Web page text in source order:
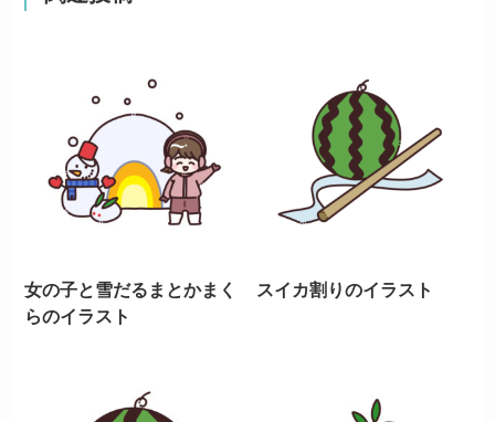
女の子と雪だるまとかまく
らのイラスト
スイカ割りのイラスト